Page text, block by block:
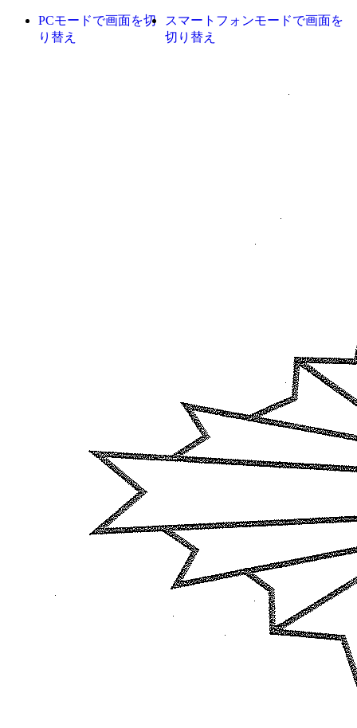
PCモードで画面を切
り替え
スマートフォンモードで画面を
切り替え